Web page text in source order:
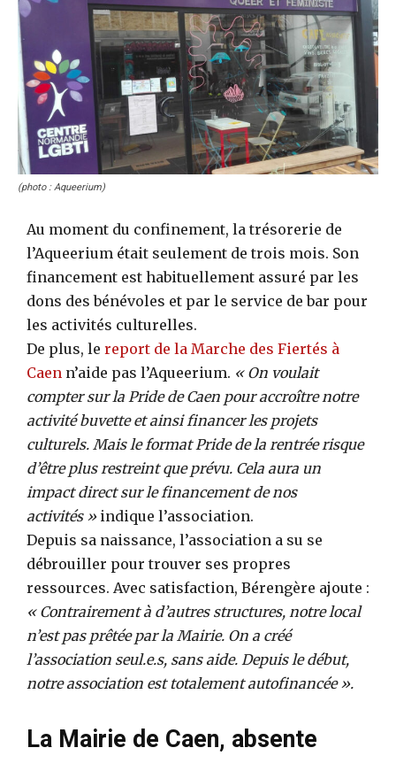
(photo : Aqueerium)
Au moment du confinement, la trésorerie de
l’Aqueerium était seulement de trois mois. Son
financement est habituellement assuré par les
dons des bénévoles et par le service de bar pour
les activités culturelles.
De plus, le report de la Marche des Fiertés à
Caen n’aide pas l’Aqueerium. « On voulait
compter sur la Pride de Caen pour accroître notre
activité buvette et ainsi financer les projets
culturels. Mais le format Pride de la rentrée risque
d’être plus restreint que prévu. Cela aura un
impact direct sur le financement de nos
activités »indique l’association.
Depuis sa naissance, l’association a su se
débrouiller pour trouver ses propres
ressources. Avec satisfaction, Bérengère ajoute :
« Contrairement à d’autres structures, notre local
n’est pas prêtée par la Mairie. On a créé
l’association seul.e.s, sans aide. Depuis le début,
notre association est totalement autofinancée ».
La Mairie de Caen, absente